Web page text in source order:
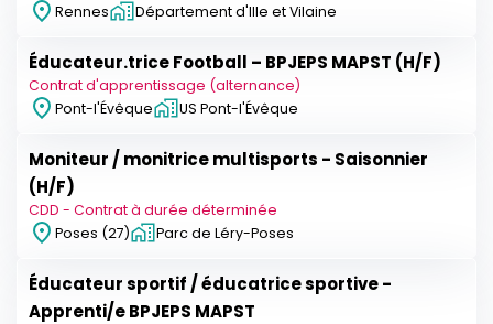
Rennes
Département d'Ille et Vilaine
Éducateur.trice Football – BPJEPS MAPST (H/F)
Contrat d'apprentissage (alternance)
Pont-l'Évêque
US Pont-l'Évêque
Moniteur / monitrice multisports - Saisonnier
(H/F)
CDD - Contrat à durée déterminée
Poses (27)
Parc de Léry-Poses
Éducateur sportif / éducatrice sportive -
Apprenti/e BPJEPS MAPST